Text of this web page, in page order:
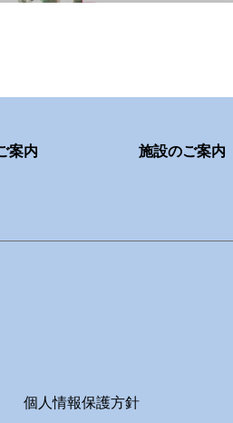
案内 施設のご案内
個人情報保護方針